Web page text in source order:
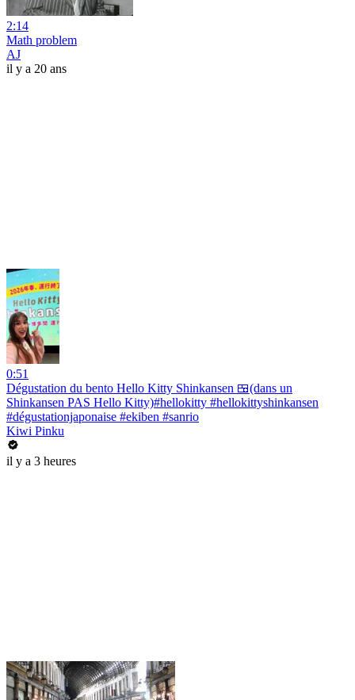
2:14
Math problem
AJ
il y a 20 ans
0:51
Dégustation du bento Hello Kitty Shinkansen 🍱(dans un
Shinkansen PAS Hello Kitty)#hellokitty #hellokittyshinkansen
#dégustationjaponaise #ekiben #sanrio
Kiwi Pinku
il y a 3 heures